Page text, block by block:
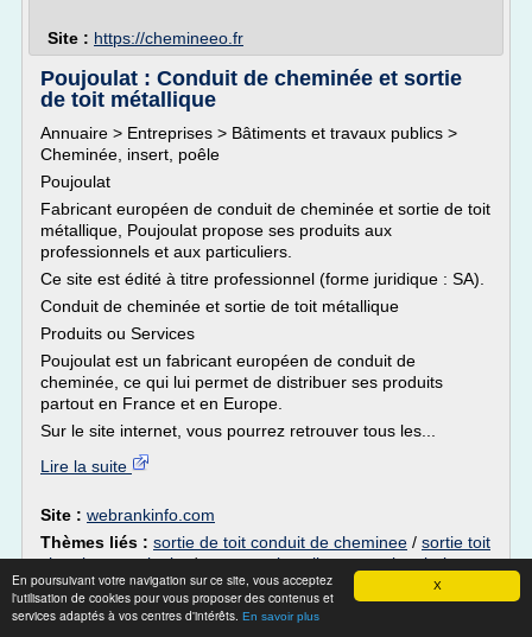
X
En poursuivant votre navigation sur ce site, vous acceptez
l'utilisation de cookies pour vous proposer des contenus et
services adaptés à vos centres d'intérêts. En savoir plus
Site : https://chemineeo.fr
Poujoulat : Conduit de cheminée et sortie
de toit métallique
Annuaire > Entreprises > Bâtiments et travaux publics >
Cheminée, insert, poêle
Poujoulat
Fabricant européen de conduit de cheminée et sortie de toit
métallique, Poujoulat propose ses produits aux
professionnels et aux particuliers.
Ce site est édité à titre professionnel (forme juridique : SA).
Conduit de cheminée et sortie de toit métallique
Produits ou Services
Poujoulat est un fabricant européen de conduit de
cheminée, ce qui lui permet de distribuer ses produits
partout en France et en Europe.
Sur le site internet, vous pourrez retrouver tous les...
Lire la suite
Site : webrankinfo.com
Thèmes liés : sortie de toit conduit de cheminee / sortie toit
cheminee poujoulat/comment installer un poele a bois
sans conduit de cheminee/ sortie de conduit de
cheminee/comment installer un conduit de cheminee poujoulat